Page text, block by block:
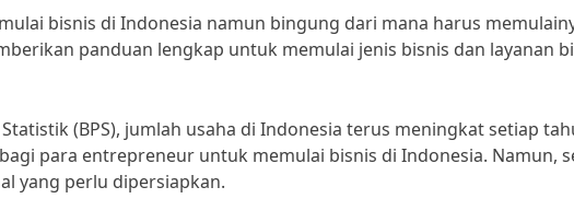
bisnis di Indonesia namun bingung dari mana harus
panduan lengkap untuk memulai jenis bisnis dan layanan
(BPS), jumlah usaha di Indonesia terus meningkat setiap
para entrepreneur untuk memulai bisnis di Indonesia. Namun,
yang perlu dipersiapkan.